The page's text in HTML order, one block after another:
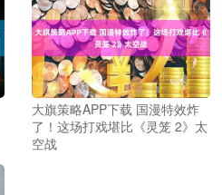
大旗策略APP下载 国漫特效炸
了！这场打戏堪比《灵笼 2》太
空战